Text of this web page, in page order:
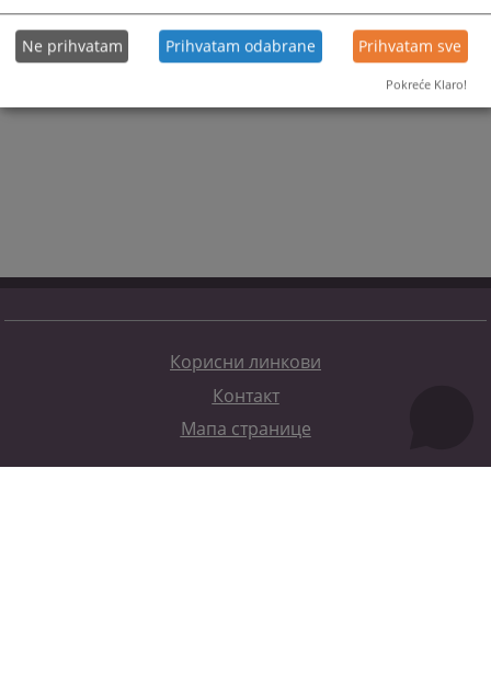
Корисни линкови
Контакт
Мапа странице
Ne prihvatam Prihvatam odabrane Prihvatam sve
Pokreće Klaro!